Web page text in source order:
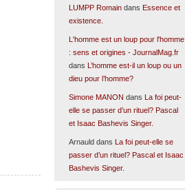
LUMPP Romaindans Essence et
existence.
L'homme est un loup pour l'homme
: sens et origines - JournalMag.fr
dans L’homme est-il un loup ou un
dieu pour l’homme?
Simone MANON dans La foi peut-
elle se passer d’un rituel? Pascal
et Isaac Bashevis Singer.
Arnaulddans La foi peut-elle se
passer d’un rituel? Pascal et Isaac
Bashevis Singer.